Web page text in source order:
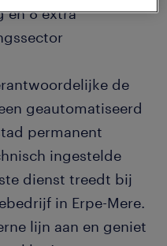
en 8 extra
de
geautomatiseerd
permanent
ingestelde
dienst treedt bij
in Erpe-Mere.
lijn aan en geniet